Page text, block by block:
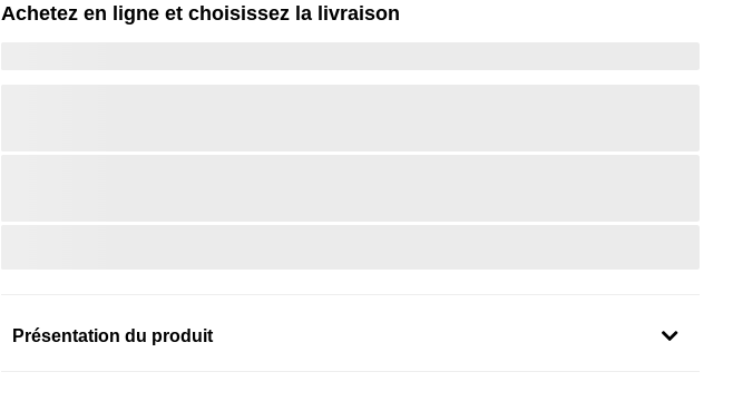
Achetez en ligne et choisissez la livraison
Présentation du produit